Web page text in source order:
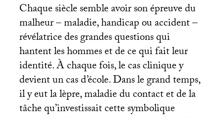
Chaque siècle semble avoir son épreuve du
malheur – maladie, handicap ou accident –
révélatrice des grandes questions qui
hantent les hommes et de ce qui fait leur
identité. À chaque fois, le cas clinique y
devient un cas d’école. Dans le grand temps,
il y eut la lèpre, maladie du contact et de la
tâche qu’investissait cette symbolique